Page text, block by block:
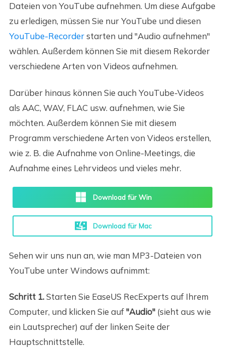
Dateien von YouTube aufnehmen. Um diese Aufgabe
zu erledigen, müssen Sie nur YouTube und diesen
YouTube-Recorderstarten und "Audio aufnehmen"
wählen. Außerdem können Sie mit diesem Rekorder
verschiedene Arten von Videos aufnehmen.
Darüber hinaus können Sie auch YouTube-Videos
als AAC, WAV, FLAC usw. aufnehmen, wie Sie
möchten. Außerdem können Sie mit diesem
Programm verschiedene Arten von Videos erstellen,
wie z. B. die Aufnahme von Online-Meetings, die
Aufnahme eines Lehrvideos und vieles mehr.
Download für Win
Download für Mac
Sehen wir uns nun an, wie man MP3-Dateien von
YouTube unter Windows aufnimmt:
Schritt 1.Starten Sie EaseUS RecExperts auf Ihrem
Computer, und klicken Sie auf"Audio"(sieht aus wie
ein Lautsprecher) auf der linken Seite der
Hauptschnittstelle.